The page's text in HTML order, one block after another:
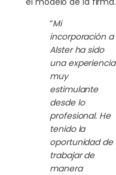
“Mi
incorporación a
Alster ha sido
una experiencia
muy
estimulante
desde lo
profesional. He
tenido la
oportunidad de
trabajar de
manera